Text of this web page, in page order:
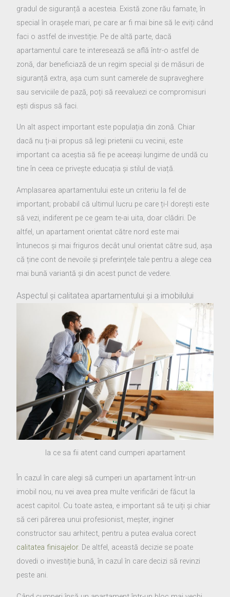
gradul de siguranță a acesteia. Există zone rău famate, în
special în orașele mari, pe care ar fi mai bine să le eviți când
faci o astfel de investiție. Pe de altă parte, dacă
apartamentul care te interesează se află într-o astfel de
zonă, dar beneficiază de un regim special și de măsuri de
siguranță extra, așa cum sunt camerele de supraveghere
sau serviciile de pază, poți să reevaluezi ce compromisuri
ești dispus să faci.
Un alt aspect important este populația din zonă. Chiar
dacă nu ți-ai propus să legi prietenii cu vecinii, este
important ca aceștia să fie pe aceeași lungime de undă cu
tine în ceea ce privește educația și stilul de viață.
Amplasarea apartamentului este un criteriu la fel de
important; probabil că ultimul lucru pe care ți-l dorești este
să vezi, indiferent pe ce geam te-ai uita, doar clădiri. De
altfel, un apartament orientat către nord este mai
întunecos și mai friguros decât unul orientat către sud, așa
că ține cont de nevoile și preferințele tale pentru a alege cea
mai bună variantă și din acest punct de vedere.
Aspectul și calitatea apartamentului și a imobilului
la ce sa fii atent cand cumperi apartament
În cazul în care alegi să cumperi un apartament într-un
imobil nou, nu vei avea prea multe verificări de făcut la
acest capitol. Cu toate astea, e important să te uiți și chiar
să ceri părerea unui profesionist, meșter, inginer
constructor sau arhitect, pentru a putea evalua corect
calitatea finisajelor. De altfel, această decizie se poate
dovedi o investiție bună, în cazul în care decizi să revinzi
peste ani.